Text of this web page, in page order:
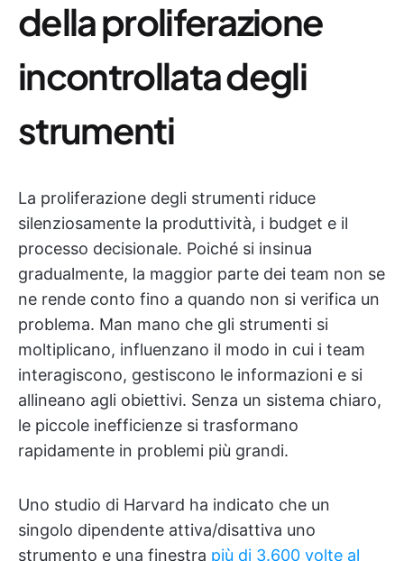
della proliferazione
incontrollata degli
strumenti
La proliferazione degli strumenti riduce
silenziosamente la produttività, i budget e il
processo decisionale. Poiché si insinua
gradualmente, la maggior parte dei team non se
ne rende conto fino a quando non si verifica un
problema. Man mano che gli strumenti si
moltiplicano, influenzano il modo in cui i team
interagiscono, gestiscono le informazioni e si
allineano agli obiettivi. Senza un sistema chiaro,
le piccole inefficienze si trasformano
rapidamente in problemi più grandi.
Uno studio di Harvard ha indicato che un
singolo dipendente attiva/disattiva uno
strumento e una finestra più di 3.600 volte al